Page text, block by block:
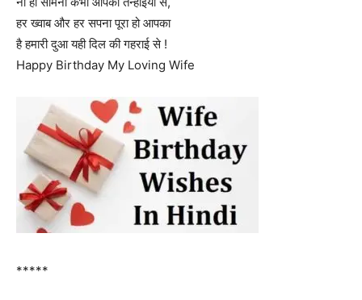
हर ख्वाब और हर सपना पूरा हो आपका
है हमारी दुआ यही दिल की गहराई से !
Happy Birthday My Loving Wife
*****